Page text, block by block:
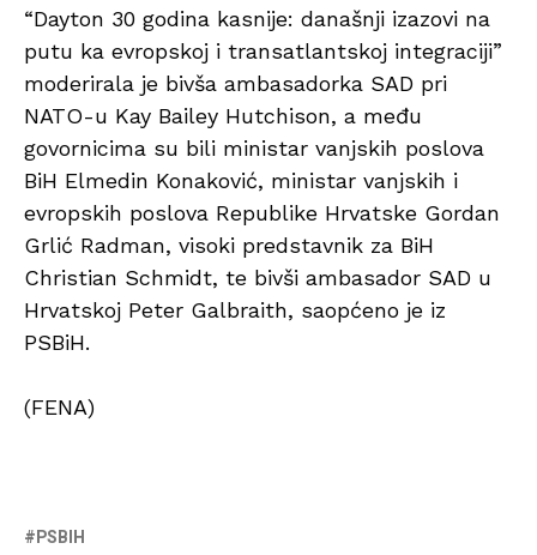
“Dayton 30 godina kasnije: današnji izazovi na
putu ka evropskoj i transatlantskoj integraciji”
moderirala je bivša ambasadorka SAD pri
NATO-u Kay Bailey Hutchison, a među
govornicima su bili ministar vanjskih poslova
BiH Elmedin Konaković, ministar vanjskih i
evropskih poslova Republike Hrvatske Gordan
Grlić Radman, visoki predstavnik za BiH
Christian Schmidt, te bivši ambasador SAD u
Hrvatskoj Peter Galbraith, saopćeno je iz
PSBiH.
(FENA)
PSBIH